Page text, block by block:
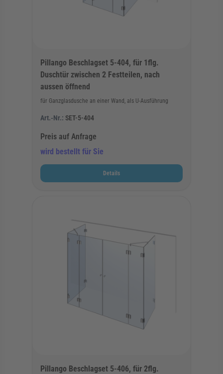
Pillango Beschlagset 5-404, für 1flg.
Duschtür zwischen 2 Festteilen, nach
aussen öffnend
für Ganzglasdusche an einer Wand, als U-Ausführung
Art.-Nr.: SET-5-404
Preis auf Anfrage
wird bestellt für Sie
Details
Pillango Beschlagset 5-406, für 2flg.